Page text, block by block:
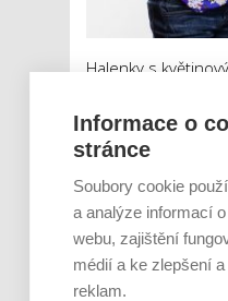
Halenky s
se jistě stane
vašeho šatníku.
lehký materiál,
volánky na krátkých
rukávech a
výstřihu, vzdušný
střih – co více si
Informace o
stránce
Soubory cookie
a analýze informací
webu, zajištění
médií a ke zlepšení
reklam.